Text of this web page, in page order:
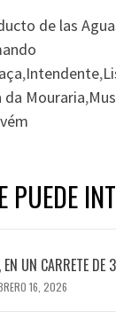
de las
,Intendente,
da Mouraria,
PUEDE
UN CARRETE DE
16, 2026